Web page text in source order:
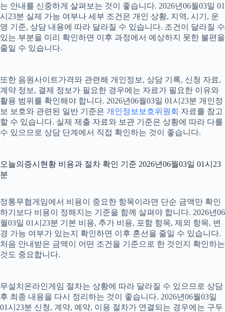
는 안내를 신중하게 살펴보는 것이 좋습니다. 2026년06월03일 01
시23분 실제 가능 여부나 세부 조건은 개인 상황, 지역, 시기, 운
영 기준, 상담 내용에 따라 달라질 수 있습니다. 조건이 달라질 수
있는 부분을 미리 확인하면 이후 과정에서 예상하지 못한 불편을
줄일 수 있습니다.
또한 음원사이트가격와 관련해 개인정보, 상담 기록, 신청 자료,
계약 정보, 결제 정보가 필요한 경우에는 자료가 필요한 이유와
활용 범위를 확인해야 합니다. 2026년06월03일 01시23분 개인정
보 보호와 관련된 일반 기준은 개인정보보호위원회 자료를 참고
할 수 있습니다. 실제 제출 자료와 보관 기준은 상황에 따라 다를
수 있으므로 상담 단계에서 직접 확인하는 것이 좋습니다.
오늘의증시현황 비용과 절차 확인 기준 2026년06월03일 01시23
분
정통무협게임에서 비용이 중요한 항목이라면 단순 금액만 확인
하기보다 비용이 정해지는 기준을 함께 살펴야 합니다. 2026년06
월03일 01시23분 기본 비용, 추가 비용, 포함 항목, 제외 항목, 변
경 가능 여부가 있는지 확인하면 이후 혼선을 줄일 수 있습니다.
처음 안내받은 금액이 어떤 조건을 기준으로 한 것인지 확인하는
것도 중요합니다.
무설치온라인게임 절차는 상황에 따라 달라질 수 있으므로 상담
후 최종 내용을 다시 정리하는 것이 좋습니다. 2026년06월03일
01시23분 신청, 계약, 예약, 이용 절차가 연결되는 경우에는 구두